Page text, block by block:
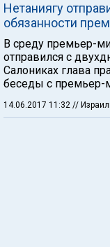
Нетаниягу
обязанности
В среду премьер-
отправился с
Салониках глава
беседы с премьер-
14.06.2017 11:32 //